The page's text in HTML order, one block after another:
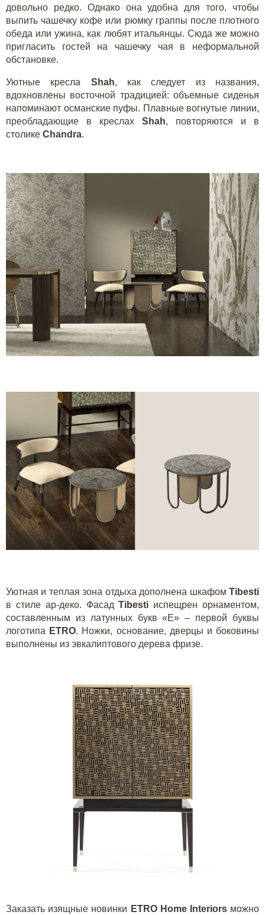
довольно редко. Однако она удобна для того, чтобы
выпить чашечку кофе или рюмку граппы после плотного
обеда или ужина, как любят итальянцы. Сюда же можно
пригласить гостей на чашечку чая в неформальной
обстановке.
Уютные кресла Shah, как следует из названия,
вдохновлены восточной традицией: объемные сиденья
напоминают османские пуфы. Плавные вогнутые линии,
преобладающие в креслах Shah, повторяются и в
столике Chandra.
Уютная и теплая зона отдыха дополнена шкафом Tibesti
в стиле ар-деко. ФасадTibesti испещрен орнаментом,
составленным из латунных букв «Е» – первой буквы
логотипа ETRO. Ножки, основание, дверцы и боковины
выполнены из эвкалиптового дерева фризе.
Заказать изящные новинки ETRO Home Interiors можно